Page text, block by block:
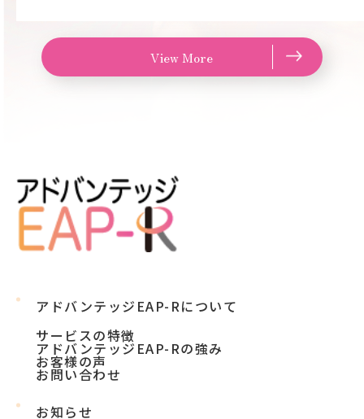
View More
アドバンテッジEAP-Rについて
サービスの特徴
アドバンテッジEAP-Rの強み
お客様の声
お問い合わせ
お知らせ